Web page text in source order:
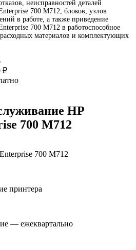
неисправностей деталей
700 M712, блоков, узлов
в работе, а также приведение
700 M712 в работоспособное
материалов и комплектующих
₽
HP
700 M712
700 M712
принтера
— ежеквартально